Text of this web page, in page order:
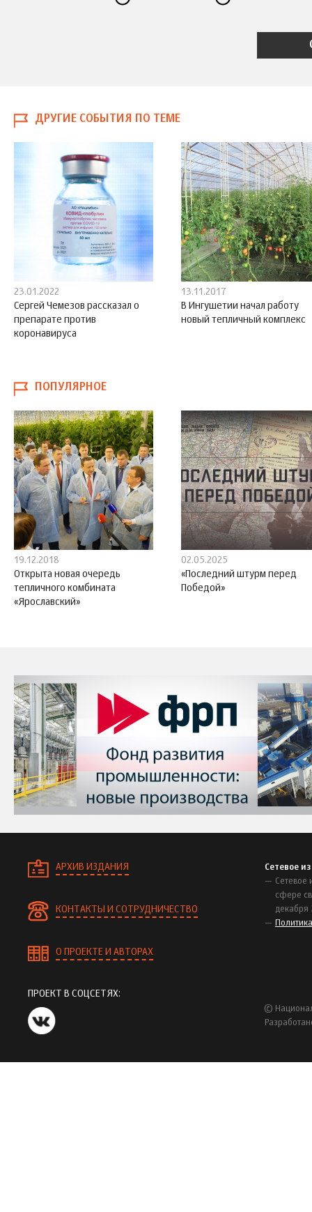
ДРУГИЕ СОБЫТИЯ ПО ТЕМЕ
23.01.2022
Сергей Чемезов рассказал о
препарате против
коронавируса
13.11.2017
В Ингушетии начал работу
новый тепличный комплекс
ПОПУЛЯРНОЕ
19.12.2018
Открыта новая очередь
тепличного комбината
«Ярославский»
02.05.2025
«Последний штурм перед
Победой»
АРХИВ ИЗДАНИЯ
КОНТАКТЫ И СОТРУДНИЧЕСТВО
О ПРОЕКТЕ И АВТОРАХ
Сетевое
Сетевое
сфере
декабря
ПРОЕКТ В СОЦСЕТЯХ:
©